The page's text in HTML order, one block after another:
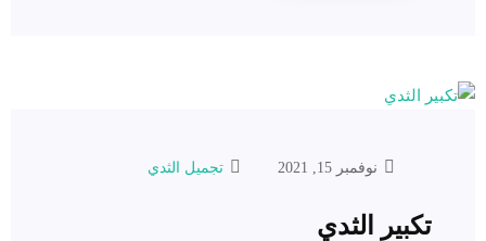
نوفمبر 15, 2021 تجميل الثدي
تكبير الثدي